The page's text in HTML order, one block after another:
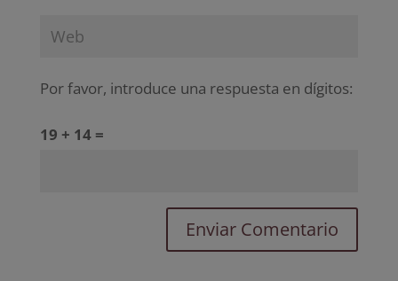
Por favor, introduce una respuesta en dígitos:
19 + 14 =